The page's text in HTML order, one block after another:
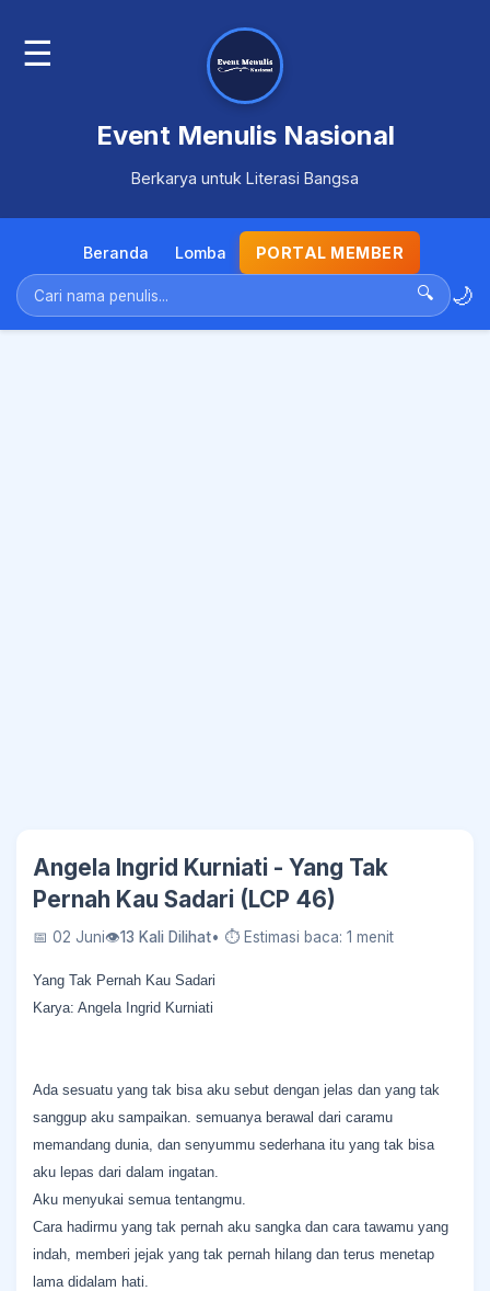
☰
Event Menulis Nasional
Berkarya untuk Literasi Bangsa
Beranda Lomba PORTAL MEMBER
🔍 🌙
Angela Ingrid Kurniati - Yang Tak
Pernah Kau Sadari (LCP 46)
📅 02 Juni👁13 Kali Dilihat• ⏱ Estimasi baca: 1 menit
Yang Tak Pernah Kau Sadari
Karya: Angela Ingrid Kurniati
Ada sesuatu yang tak bisa aku sebut dengan jelas dan yang tak
sanggup aku sampaikan. semuanya berawal dari caramu
memandang dunia, dan senyummu sederhana itu yang tak bisa
aku lepas dari dalam ingatan.
Aku menyukai semua tentangmu.
Cara hadirmu yang tak pernah aku sangka dan cara tawamu yang
indah, memberi jejak yang tak pernah hilang dan terus menetap
lama didalam hati.